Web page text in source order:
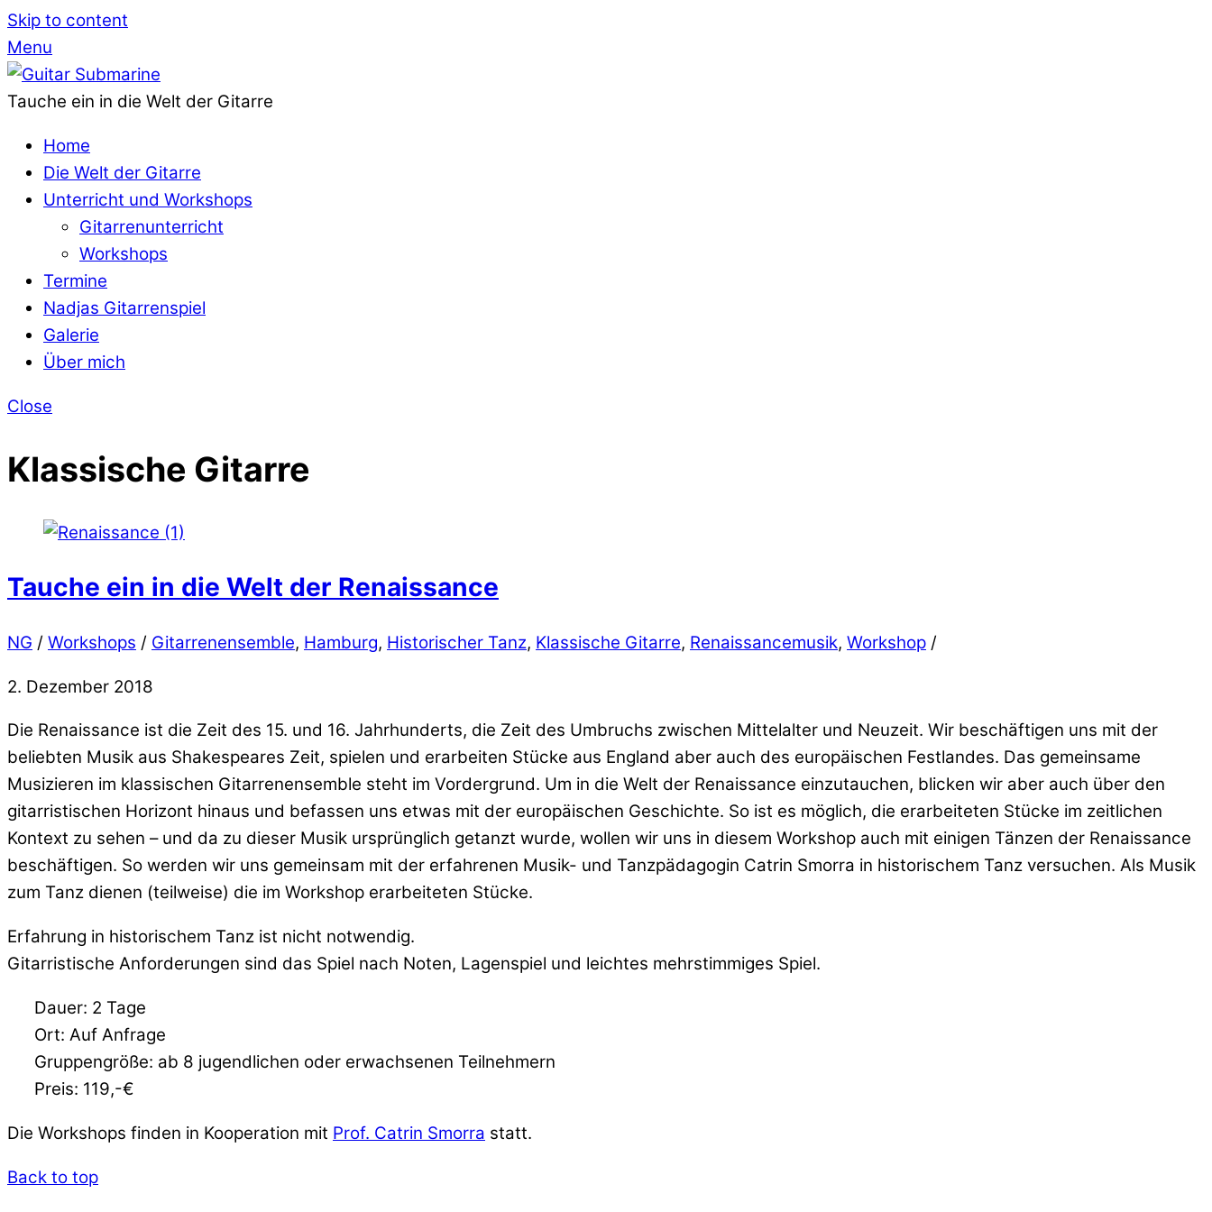
Skip to content
Menu
Tauche ein in die Welt der Gitarre
Home
Die Welt der Gitarre
Unterricht und Workshops
Gitarrenunterricht
Workshops
Termine
Nadjas Gitarrenspiel
Galerie
Über mich
Close
Klassische Gitarre
Tauche ein in die Welt der Renaissance
NG / Workshops / Gitarrenensemble, Hamburg, Historischer Tanz, Klassische Gitarre, Renaissancemusik, Workshop /
2. Dezember 2018
Die Renaissance ist die Zeit des 15. und 16. Jahrhunderts, die Zeit des Umbruchs zwischen Mittelalter und Neuzeit. Wir beschäftigen uns mit der
beliebten Musik aus Shakespeares Zeit, spielen und erarbeiten Stücke aus England aber auch des europäischen Festlandes. Das gemeinsame
Musizieren im klassischen Gitarrenensemble steht im Vordergrund. Um in die Welt der Renaissance einzutauchen, blicken wir aber auch über den
gitarristischen Horizont hinaus und befassen uns etwas mit der europäischen Geschichte. So ist es möglich, die erarbeiteten Stücke im zeitlichen
Kontext zu sehen – und da zu dieser Musik ursprünglich getanzt wurde, wollen wir uns in diesem Workshop auch mit einigen Tänzen der Renaissance
beschäftigen. So werden wir uns gemeinsam mit der erfahrenen Musik- und Tanzpädagogin Catrin Smorra in historischem Tanz versuchen. Als Musik
zum Tanz dienen (teilweise) die im Workshop erarbeiteten Stücke.
Erfahrung in historischem Tanz ist nicht notwendig.
Gitarristische Anforderungen sind das Spiel nach Noten, Lagenspiel und leichtes mehrstimmiges Spiel.
Dauer: 2 Tage
Ort: Auf Anfrage
Gruppengröße: ab 8 jugendlichen oder erwachsenen Teilnehmern
Preis: 119,-€
Die Workshops finden in Kooperation mit Prof. Catrin Smorra statt.
Back to top